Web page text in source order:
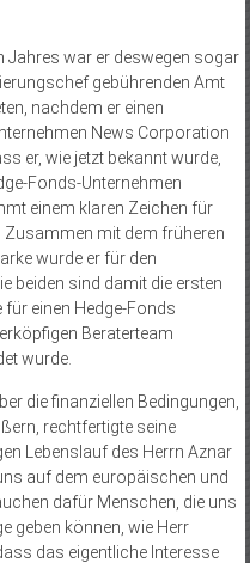
Jahres war er deswegen sogar
gebührenden Amt
nachdem er einen
News Corporation
er, wie jetzt bekannt wurde,
Fonds-Unternehmen
einem klaren Zeichen für
Zusammen mit dem früheren
wurde er für den
beiden sind damit die ersten
einen Hedge-Fonds
Beraterteam
wurde.
die finanziellen Bedingungen,
rechtfertigte seine
Lebenslauf des Herrn Aznar
auf dem europäischen und
dafür Menschen, die uns
geben können, wie Herr
das eigentliche Interesse